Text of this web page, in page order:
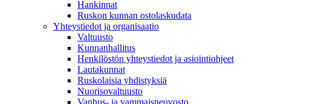
Hankinnat
Ruskon kunnan ostolaskudata
Yhteystiedot ja organisaatio
Valtuusto
Kunnanhallitus
Henkilöstön yhteystiedot ja asiointiohjeet
Lautakunnat
Ruskolaisia yhdistyksiä
Nuorisovaltuusto
Vanhus- ja vammaisneuvosto